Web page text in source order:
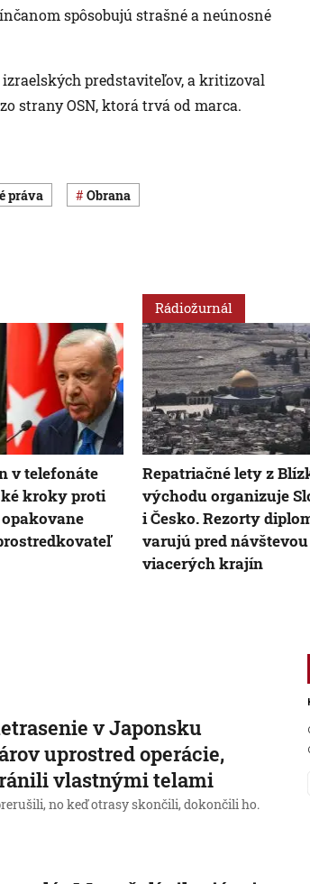
spôsobujú strašné a neúnosné
predstaviteľov, a kritizoval
strany OSN, ktorá trvá od marca.
práva obrana
v telefonáte
kroky proti
Rádiožurnál
Repatriačné lety z
východu organizuje
i Česko. Rezorty
varujú pred návštevou
viacerých krajín
v Japonsku
uprostred operácie,
vlastnými telami
no keď otrasy skončili, dokončili ho.